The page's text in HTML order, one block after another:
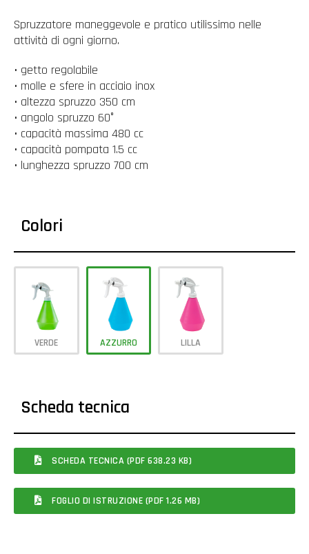
Spruzzatore maneggevole e pratico utilissimo nelle
attività di ogni giorno.
• getto regolabile
• molle e sfere in acciaio inox
• altezza spruzzo 350 cm
• angolo spruzzo 60°
• capacità massima 480 cc
• capacità pompata 1.5 cc
• lunghezza spruzzo 700 cm
Colori
VERDE AZZURRO LILLA
Scheda tecnica
SCHEDA TECNICA (PDF 638.23 KB)
FOGLIO DI ISTRUZIONE (PDF 1.26 MB)